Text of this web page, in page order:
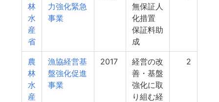
林
水
産
省
力強化緊急
事業
無保証人
化措置
保証料助
成
農
林
水
産
漁協経営基
盤強化促進
事業
2017
経営の改
善・基盤
強化に取
り組む経
2